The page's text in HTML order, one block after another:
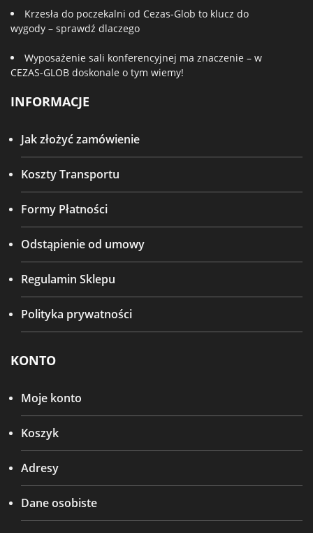
Krzesła do poczekalni od Cezas-Glob to klucz do
wygody – sprawdź dlaczego
Wyposażenie sali konferencyjnej ma znaczenie – w
CEZAS-GLOB doskonale o tym wiemy!
INFORMACJE
Jak złożyć zamówienie
Koszty Transportu
Formy Płatności
Odstąpienie od umowy
Regulamin Sklepu
Polityka prywatności
KONTO
Moje konto
Koszyk
Adresy
Dane osobiste